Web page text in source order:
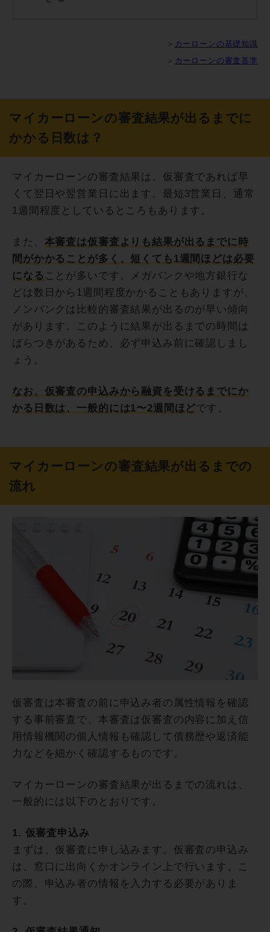
＞ カーローンの基礎知識
＞ カーローンの審査基準
マイカーローンの審査結果が出るまでに
かかる日数は？
マイカーローンの審査結果は、仮審査であれば早
くて翌日や翌営業日に出ます。最短3営業日、通常
1週間程度としているところもあります。
また、 本審査は仮審査よりも結果が出るまでに時
間がかかることが多く、短くても1週間ほどは必要
になる ことが多いです。メガバンクや地方銀行な
どは数日から1週間程度かかることもありますが、
ノンバンクは比較的審査結果が出るのが早い傾向
があります。このように結果が出るまでの時間は
ばらつきがあるため、必ず申込み前に確認しまし
ょう。
なお、仮審査の申込みから融資を受けるまでにか
かる日数は、一般的には1〜2週間ほどです。
マイカーローンの審査結果が出るまでの
流れ
仮審査は本審査の前に申込み者の属性情報を確認
する事前審査で、本審査は仮審査の内容に加え信
用情報機関の個人情報も確認して債務歴や返済能
力などを細かく確認するものです。
マイカーローンの審査結果が出るまでの流れは、
一般的には以下のとおりです。
1. 仮審査申込み
まずは、仮審査に申し込みます。仮審査の申込み
は、窓口に出向くかオンライン上で行います。こ
の際、申込み者の情報を入力する必要がありま
す。